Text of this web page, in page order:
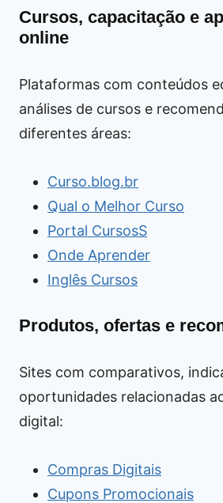
Cursos, capacitação e
online
Plataformas com conteúdos
análises de cursos e
diferentes áreas:
Curso.blog.br
Qual o Melhor Curso
Portal CursosS
Onde Aprender
Inglês Cursos
Produtos, ofertas e
Sites com comparativos,
oportunidades relacionadas
digital:
Compras Digitais
Cupons Promocionais